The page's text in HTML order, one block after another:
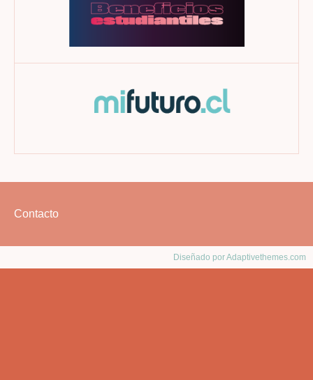
Footer
Contacto
Diseñado por Adaptivethemes.com